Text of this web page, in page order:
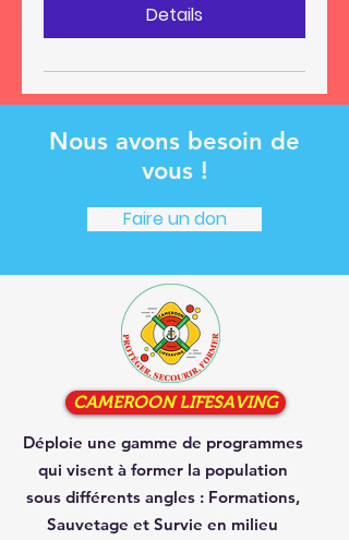
Details
Nous avons besoin de
vous !
Faire un don
CAMEROON LIFESAVING
Déploie une gamme de programmes
qui visent à former la population
sous différents angles :Formations,
Sauvetage et Survie en milieu